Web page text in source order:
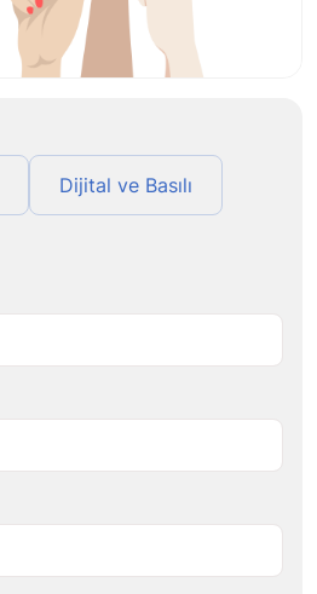
Dijital ve Basılı